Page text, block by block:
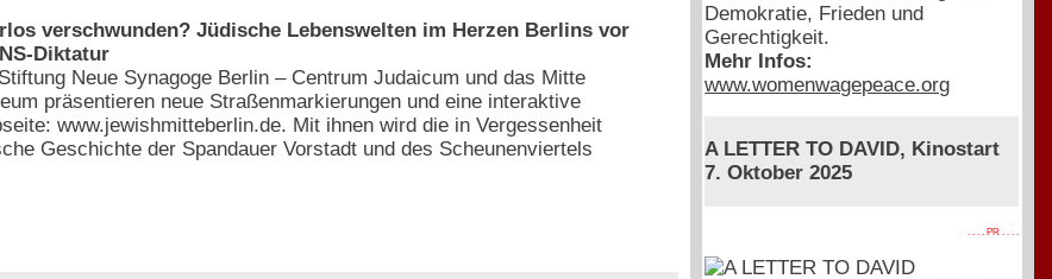
verschwunden? Jüdische Lebenswelten im Herzen Berlins vor
Diktatur
Neue Synagoge Berlin – Centrum Judaicum und das Mitte
präsentieren neue Straßenmarkierungen und eine interaktive
www.jewishmitteberlin.de. Mit ihnen wird die in Vergessenheit
Geschichte der Spandauer Vorstadt und des Scheunenviertels
Demokratie, Frieden und
Gerechtigkeit.
Mehr Infos:
www.womenwagepeace.org
A LETTER TO DAVID, Kinostart
7. Oktober 2025
. . . . PR . . . .